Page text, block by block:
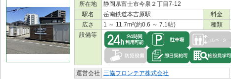
所在地
静岡県富士市今泉２丁目7-12
駅名
岳南鉄道本吉原駅 料金
広さ
1 ～ 11.7m²(約0.6 ～ 7.1帖) 種類
設備等
運営会社 三協フロンテア株式会社